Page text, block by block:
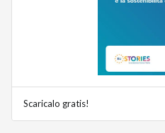
Scaricalo gratis!